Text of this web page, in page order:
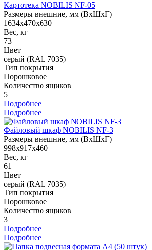
Картотека NOBILIS NF-05
Размеры внешние, мм (ВхШхГ)
1634x470x630
Вес, кг
73
Цвет
серый (RAL 7035)
Тип покрытия
Порошковое
Количество ящиков
5
Подробнее
Подробнее
Файловый шкаф NOBILIS NF-3
Размеры внешние, мм (ВхШхГ)
998x917x460
Вес, кг
61
Цвет
серый (RAL 7035)
Тип покрытия
Порошковое
Количество ящиков
3
Подробнее
Подробнее